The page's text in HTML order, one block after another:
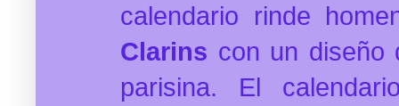
calendario rinde
Clarins con un diseño
parisina. El